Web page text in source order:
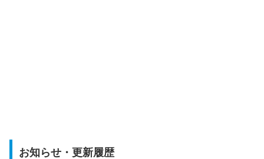
お知らせ・更新履歴